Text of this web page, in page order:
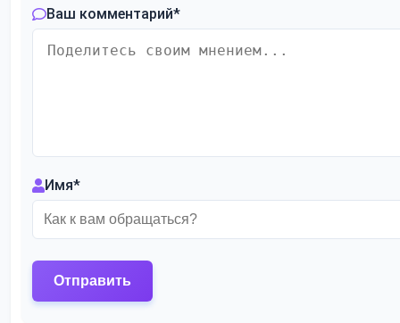
Ваш комментарий*
Имя*